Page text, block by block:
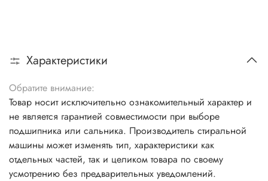
Характеристики
Обратите внимание:
Товар носит исключительно ознакомительный характер и
не является гарантией совместимости при выборе
подшипника или сальника. Производитель стиральной
машины может изменять тип, характеристики как
отдельных частей, так и целиком товара по своему
усмотрению без предварительных уведомлений.